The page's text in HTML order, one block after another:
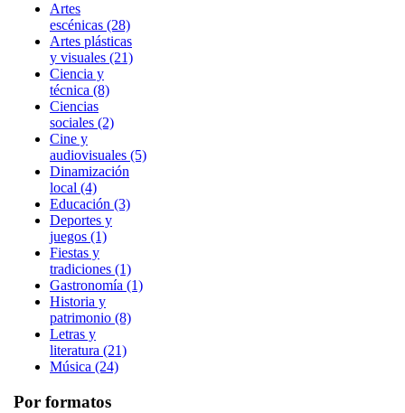
Artes
escénicas (28)
Artes plásticas
y visuales (21)
Ciencia y
técnica (8)
Ciencias
sociales (2)
Cine y
audiovisuales (5)
Dinamización
local (4)
Educación (3)
Deportes y
juegos (1)
Fiestas y
tradiciones (1)
Gastronomía (1)
Historia y
patrimonio (8)
Letras y
literatura (21)
Música (24)
Por formatos